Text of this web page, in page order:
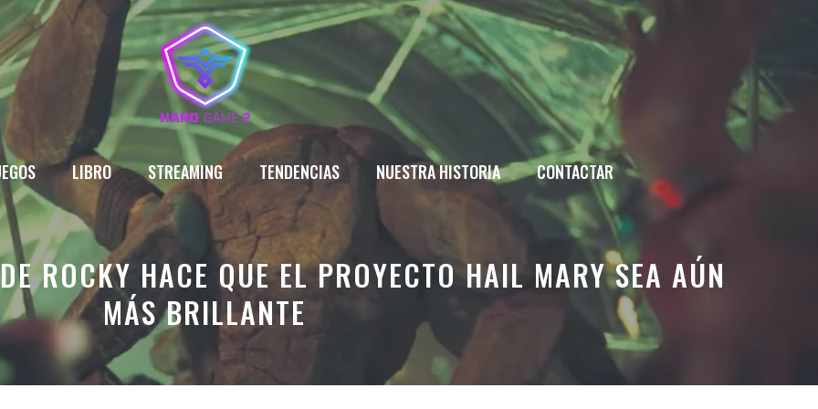
LIBRO STREAMING TENDENCIAS NUESTRA HISTORIA CONTACTAR
ROCKY HACE QUE EL PROYECTO HAIL MARY SEA AÚN
MÁS BRILLANTE